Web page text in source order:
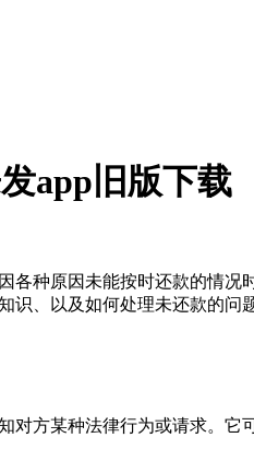
app旧版下载
各种原因未能按时还款的情
识、以及如何处理未还款的问题
对方某种法律行为或请求。